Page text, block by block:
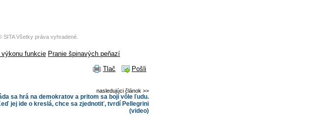
SITA Všetky práva vyhradené.
výkonu funkcie Pranie špinavých peňazí
Tlač
Pošli
nasledujúci článok >>
sa hrá na demokratov a pritom sa bojí vôle ľudu.
jej ide o kreslá, chce sa zjednotiť, tvrdí Pellegrini
(video)